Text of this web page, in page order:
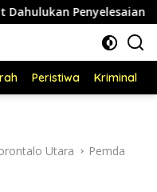
Peristiwa Kriminal
Utara
Pemda